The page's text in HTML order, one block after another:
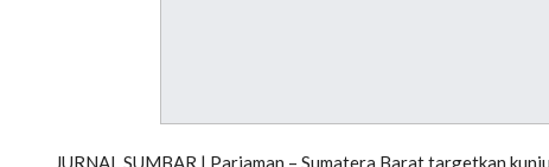
JURNAL SUMBAR | Pariaman – Sumatera Barat targetkan